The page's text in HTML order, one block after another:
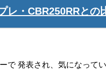
レ・CBR250RRとの
で 発表され、気になって